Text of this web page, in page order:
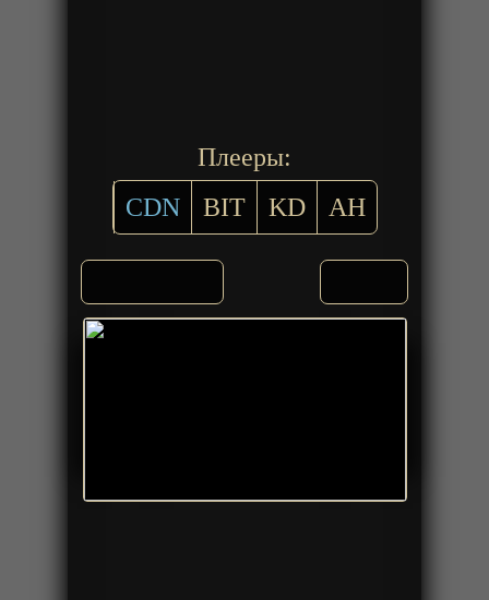
Плееры:
CDN
BIT KD AH